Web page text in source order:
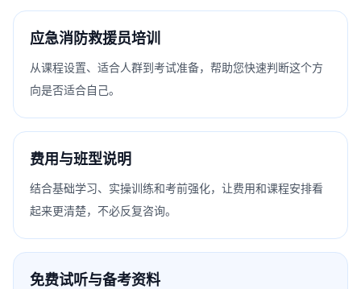
应急消防救援员培训
从课程设置、适合人群到考试准备，帮助您快速判断这个方
向是否适合自己。
费用与班型说明
结合基础学习、实操训练和考前强化，让费用和课程安排看
起来更清楚，不必反复咨询。
免费试听与备考资料